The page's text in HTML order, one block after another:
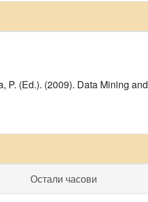
P. (Ed.). (2009). Data Mining and
Остали часови